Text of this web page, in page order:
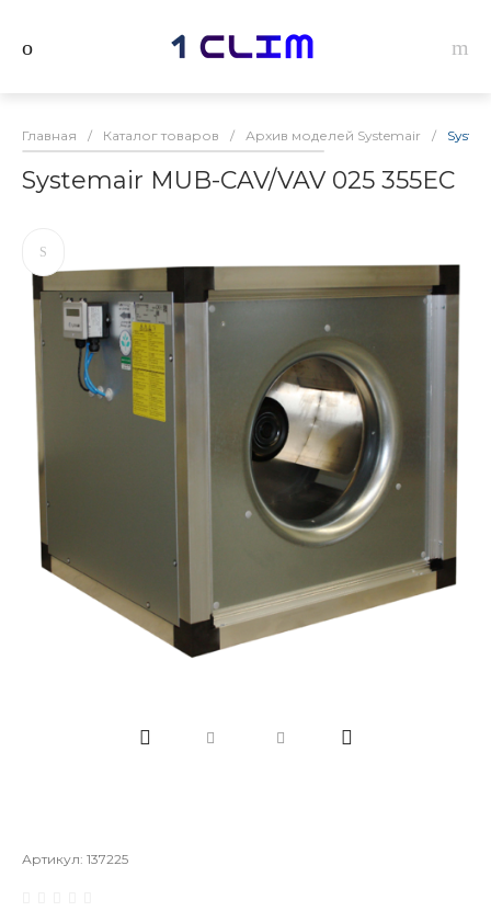
Главная / Каталог товаров / Архив моделей Systemair /
Systemair MUB-CAV/VAV 025 355EC
Артикул: 137225